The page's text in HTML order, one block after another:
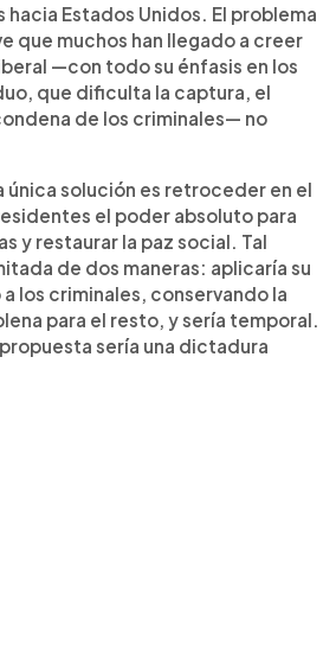
hacia Estados Unidos. El problema
que muchos han llegado a creer
—con todo su énfasis en los
que dificulta la captura, el
de los criminales— no
única solución es retroceder en el
el poder absoluto para
y restaurar la paz social. Tal
de dos maneras: aplicaría su
los criminales, conservando la
para el resto, y sería temporal.
sería una dictadura